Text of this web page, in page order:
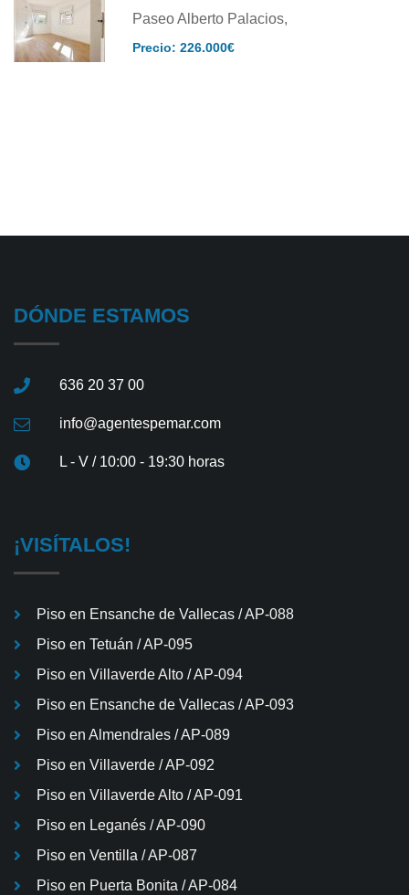
Paseo Alberto Palacios,
Precio: 226.000€
DÓNDE ESTAMOS
636 20 37 00
info@agentespemar.com
L - V / 10:00 - 19:30 horas
¡VISÍTALOS!
Piso en Ensanche de Vallecas / AP-088
Piso en Tetuán / AP-095
Piso en Villaverde Alto / AP-094
Piso en Ensanche de Vallecas / AP-093
Piso en Almendrales / AP-089
Piso en Villaverde / AP-092
Piso en Villaverde Alto / AP-091
Piso en Leganés / AP-090
Piso en Ventilla / AP-087
Piso en Puerta Bonita / AP-084